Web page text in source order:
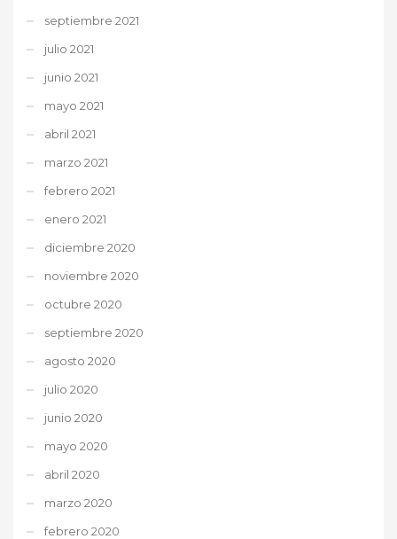
septiembre 2021
julio 2021
junio 2021
mayo 2021
abril 2021
marzo 2021
febrero 2021
enero 2021
diciembre 2020
noviembre 2020
octubre 2020
septiembre 2020
agosto 2020
julio 2020
junio 2020
mayo 2020
abril 2020
marzo 2020
febrero 2020